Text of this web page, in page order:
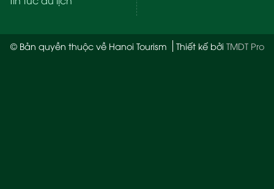
© Bản quyền thuộc về Hanoi Tourism Thiết kế bởi TMDT Pro